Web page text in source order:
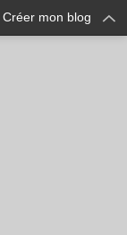
Créer mon blog